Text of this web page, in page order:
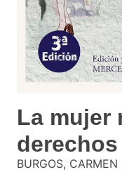
La mujer
derechos
BURGOS,